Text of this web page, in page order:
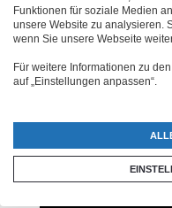
runterladen. Ob du ein
lustigen Spruch oder
bevorzugst – in dem
die Handytasche drauf
Handyhülle selber
exakt nach deinen
Funktionen für soziale Medien
unsere Website zu analysieren.
wenn Sie unsere Webseite
Für weitere Informationen zu
auf „Einstellungen anpassen“.